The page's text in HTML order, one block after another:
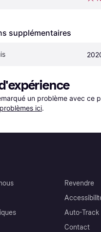
supplémentaires
un problème avec ce
ici.
Revendre
Auto-Track
Contact